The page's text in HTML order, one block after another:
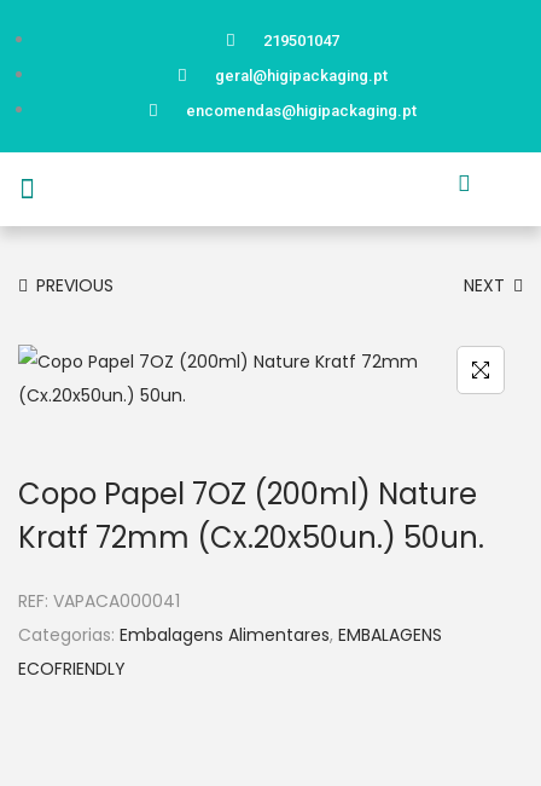
219501047
geral@higipackaging.pt
encomendas@higipackaging.pt
PREVIOUS NEXT
Copo Papel 7OZ (200ml) Nature
Kratf 72mm (Cx.20x50un.) 50un.
REF: VAPACA000041
Categorias: Embalagens Alimentares, EMBALAGENS
ECOFRIENDLY